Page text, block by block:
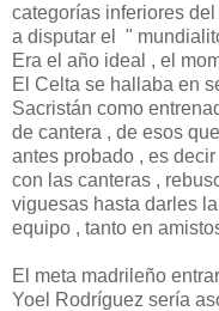
categorías inferiores
a disputar el "
Era el año ideal , el
El Celta se hallaba en
Sacristán como
de cantera , de esos
antes probado , es
con las canteras ,
viguesas hasta darles
equipo , tanto en
El meta madrileño
Yoel Rodríguez sería